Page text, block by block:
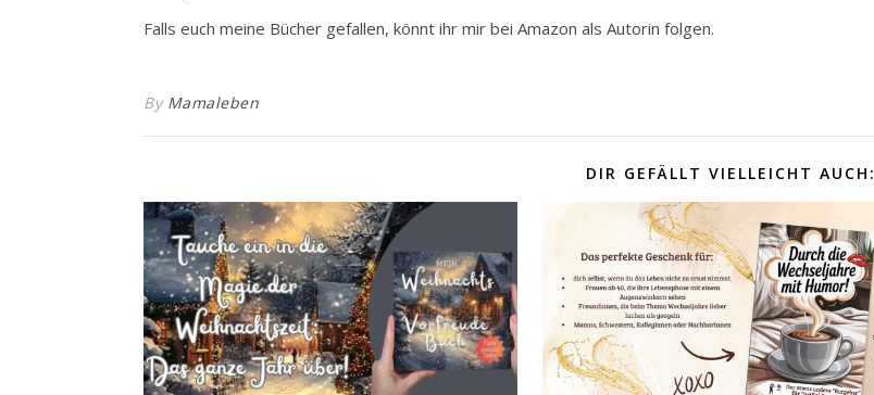
Falls euch meine Bücher gefallen, könnt ihr mir bei Amazon als Autorin folgen.
By Mamaleben
DIR GEFÄLLT VIELLEICHT AUCH: